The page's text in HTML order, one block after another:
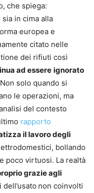
che spiega:
in cima alla
europea e
citato nelle
dei rifiuti così
ad essere ignorato
solo quando si
le operazioni, ma
del contesto
rapporto
il lavoro degli
bollando
poco virtuosi. La realtà
grazie agli
non coinvolti